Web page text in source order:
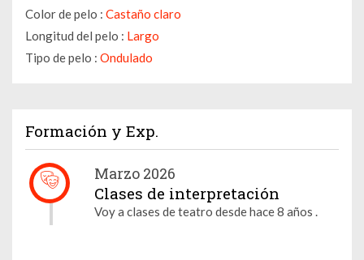
Color de pelo : Castaño claro
Longitud del pelo : Largo
Tipo de pelo : Ondulado
Formación y Exp.
Marzo 2026
Clases de interpretación
Voy a clases de teatro desde hace 8 años .